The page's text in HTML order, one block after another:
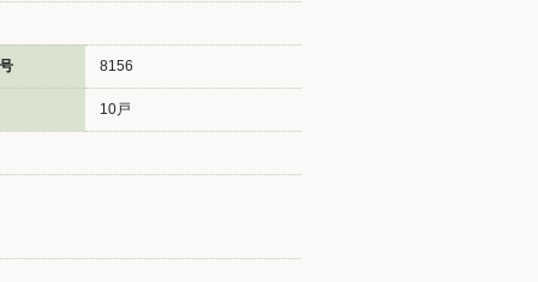
8156
10戸